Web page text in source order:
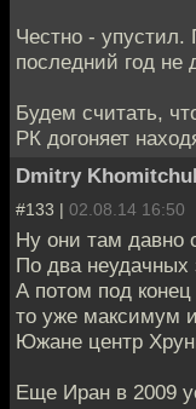
Честно -
последний год не
Будем считать,
РК догоняет
Dmitry
#133 | 02.08.14 16:50
Ну они там давно
По два неудачных
А потом под
то уже максимум
Южане центр
Еще Иран в 2009